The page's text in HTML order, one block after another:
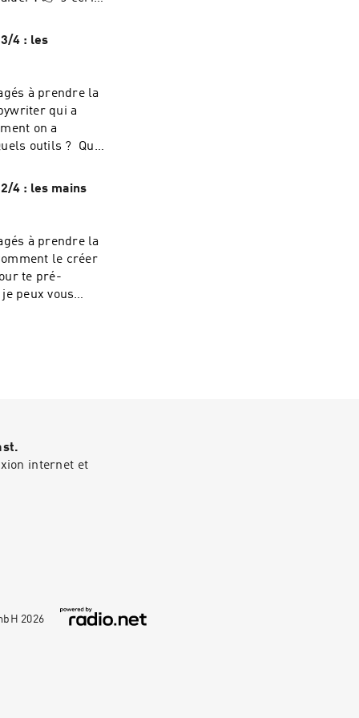
forme
qui ont
de-
4 : les
à prendre la
qui a
on a
les posts
pour
qui ont
sur
de-
4 : les mains
à prendre la
peux vous
à
visible
internet et
2026